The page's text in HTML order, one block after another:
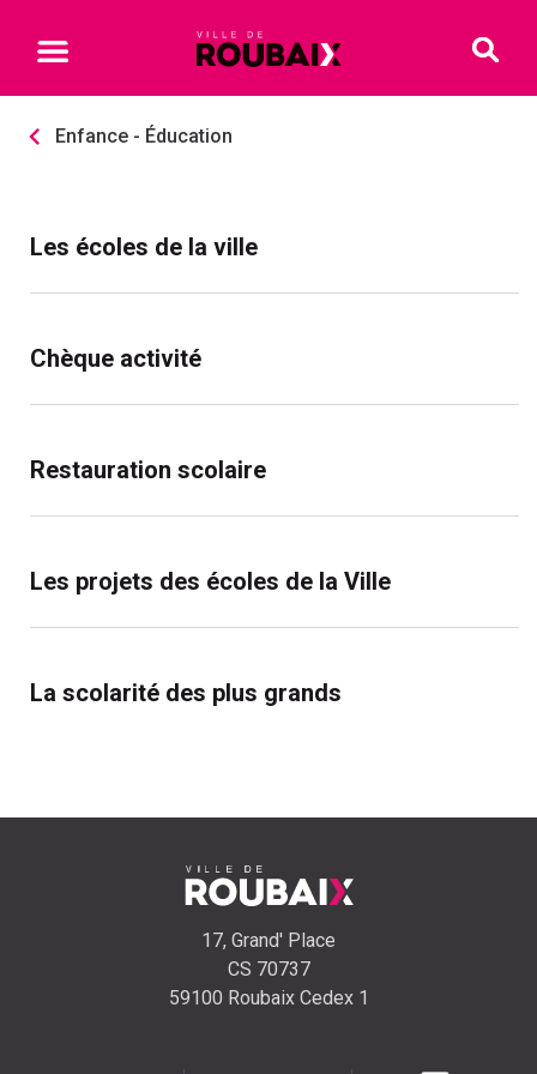
Enfance - Éducation
Les écoles de la ville
Chèque activité
Restauration scolaire
Les projets des écoles de la Ville
La scolarité des plus grands
17, Grand' Place
CS 70737
59100 Roubaix Cedex 1